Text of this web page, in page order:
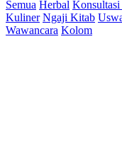
Semua Herbal Konsultasi
Kuliner Ngaji Kitab
Wawancara Kolom